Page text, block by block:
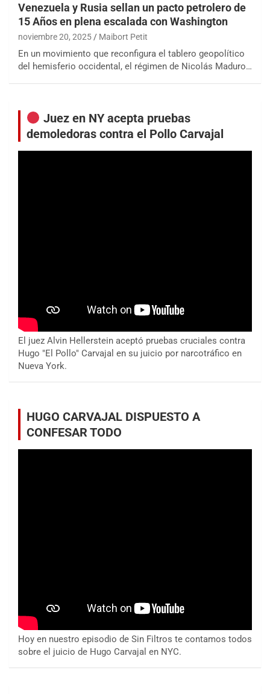
Venezuela y Rusia sellan un pacto petrolero de
15 Años en plena escalada con Washington
noviembre 20, 2025 Maibort Petit
En un movimiento que reconfigura el tablero geopolítico
del hemisferio occidental, el régimen de Nicolás Maduro…
Juez en NY acepta pruebas
demoledoras contra el Pollo Carvajal
El juez Alvin Hellerstein aceptó pruebas cruciales contra
Hugo "El Pollo" Carvajal en su juicio por narcotráfico en
Nueva York.
HUGO CARVAJAL DISPUESTO A
CONFESAR TODO
Hoy en nuestro episodio de Sin Filtros te contamos todos
sobre el juicio de Hugo Carvajal en NYC.